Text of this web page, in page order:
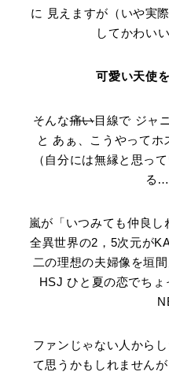
に 見えますが（いや実
してかわい
可愛い天使
そんな痛い目線で ジャ
と あぁ、こうやってホ
（自分には無縁と思っ
る…
嵐が「いつみても仲良
全異世界の2，5次元が
二の理想の夫婦像を垣
HSJ ひと夏の恋でち
ファンじゃない人から
て思うかもしれません